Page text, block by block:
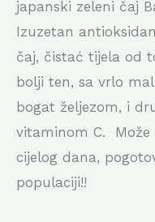
japanski zeleni čaj
Izuzetan
čaj, čistać tijela od
bolji ten, sa vrlo
bogat željezom, i
vitaminom C.
cijelog dana,
populaciji!!